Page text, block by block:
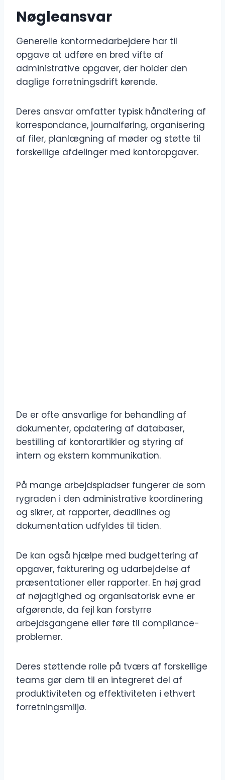
Nøgleansvar
Generelle kontormedarbejdere har til
opgave at udføre en bred vifte af
administrative opgaver, der holder den
daglige forretningsdrift kørende.
Deres ansvar omfatter typisk håndtering af
korrespondance, journalføring, organisering
af filer, planlægning af møder og støtte til
forskellige afdelinger med kontoropgaver.
De er ofte ansvarlige for behandling af
dokumenter, opdatering af databaser,
bestilling af kontorartikler og styring af
intern og ekstern kommunikation.
På mange arbejdspladser fungerer de som
rygraden i den administrative koordinering
og sikrer, at rapporter, deadlines og
dokumentation udfyldes til tiden.
De kan også hjælpe med budgettering af
opgaver, fakturering og udarbejdelse af
præsentationer eller rapporter. En høj grad
af nøjagtighed og organisatorisk evne er
afgørende, da fejl kan forstyrre
arbejdsgangene eller føre til compliance-
problemer.
Deres støttende rolle på tværs af forskellige
teams gør dem til en integreret del af
produktiviteten og effektiviteten i ethvert
forretningsmiljø.